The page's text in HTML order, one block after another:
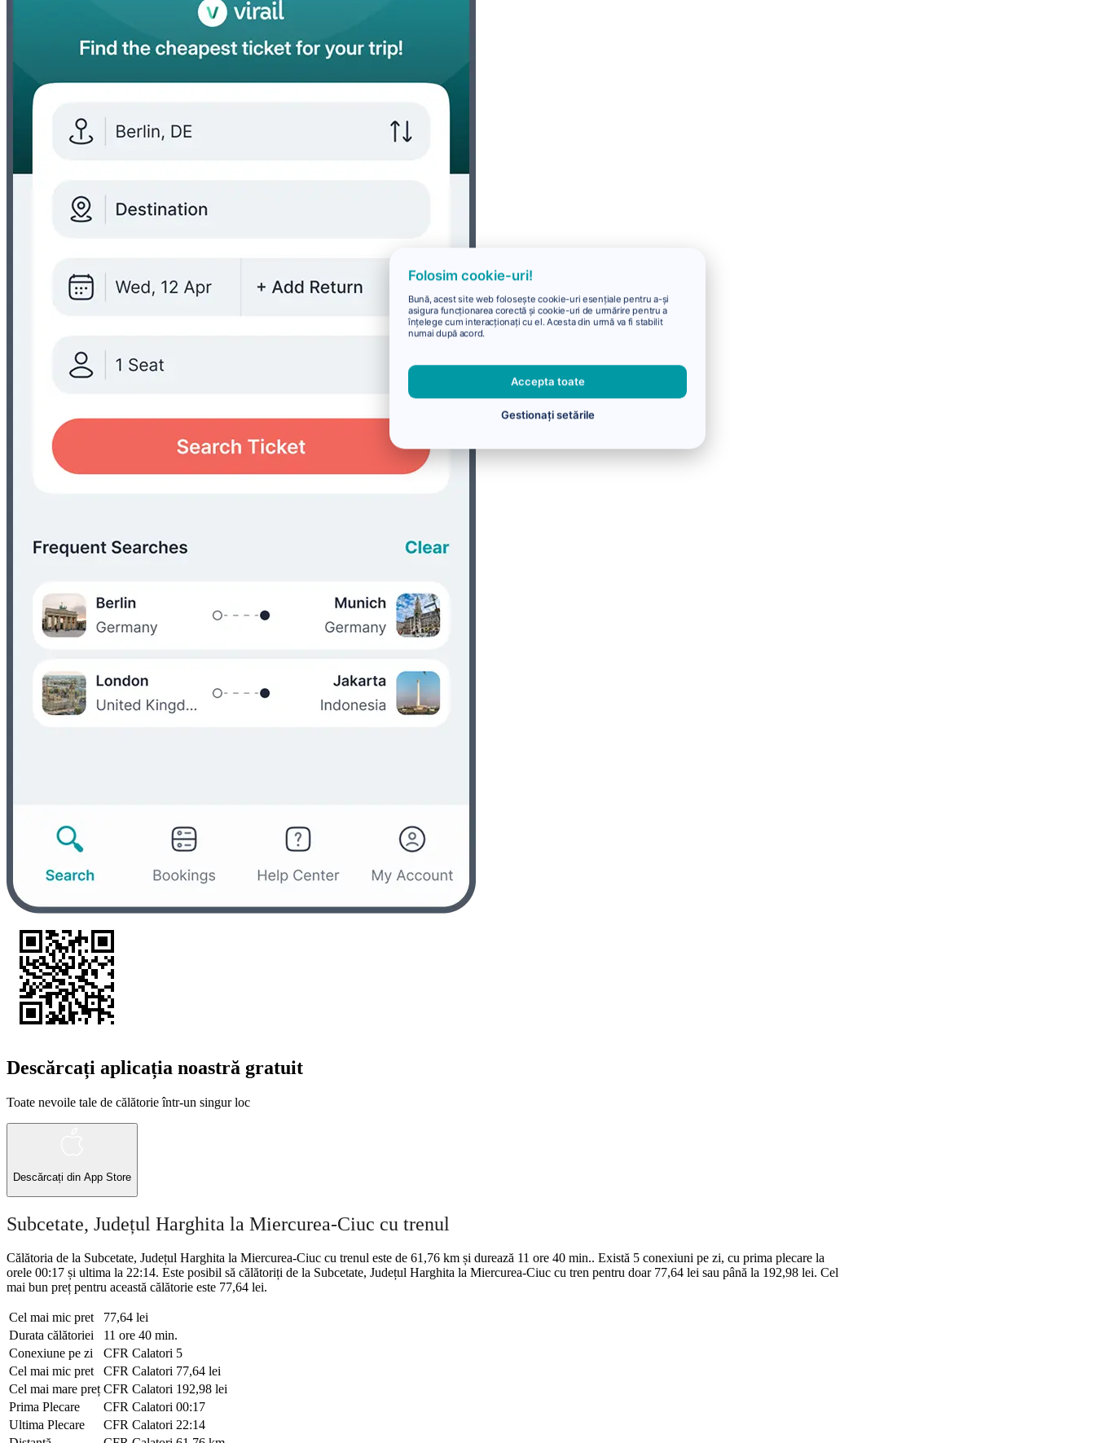
Descărcați aplicația noastră gratuit
Toate nevoile tale de călătorie într-un singur loc
Descărcați din App Store
Subcetate, Județul Harghita la Miercurea-Ciuc cu trenul
Călătoria de la Subcetate, Județul Harghita la Miercurea-Ciuc cu trenul este de 61,76 km și durează 11 ore 40 min.. Există 5 conexiuni pe zi, cu prima plecare la
orele 00:17 și ultima la 22:14. Este posibil să călătoriți de la Subcetate, Județul Harghita la Miercurea-Ciuc cu tren pentru doar 77,64 lei sau până la 192,98 lei. Cel
mai bun preț pentru această călătorie este 77,64 lei.
Cel mai mic pret
77,64 lei
Durata călătoriei
11 ore 40 min.
Conexiune pe zi
CFR Calatori 5
Cel mai mic pret
CFR Calatori 77,64 lei
Cel mai mare preț CFR Calatori 192,98 lei
Prima Plecare
CFR Calatori 00:17
Ultima Plecare
CFR Calatori 22:14
Folosim cookie-uri!
Bună, acest site web folosește cookie-uri esențiale pentru a-și
asigura funcționarea corectă și cookie-uri de urmărire pentru a
înțelege cum interacționați cu el. Acesta din urmă va fi stabilit
numai după acord.
Accepta toate
Gestionați setările